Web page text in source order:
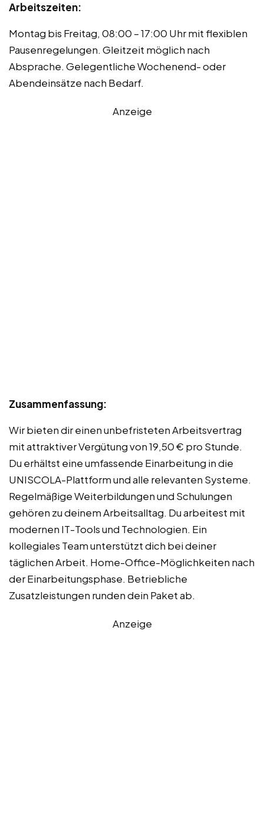
Arbeitszeiten:
Montag bis Freitag, 08:00 – 17:00 Uhr mit flexiblen
Pausenregelungen. Gleitzeit möglich nach
Absprache. Gelegentliche Wochenend- oder
Abendeinsätze nach Bedarf.
Anzeige
Zusammenfassung:
Wir bieten dir einen unbefristeten Arbeitsvertrag
mit attraktiver Vergütung von 19,50 € pro Stunde.
Du erhältst eine umfassende Einarbeitung in die
UNISCOLA-Plattform und alle relevanten Systeme.
Regelmäßige Weiterbildungen und Schulungen
gehören zu deinem Arbeitsalltag. Du arbeitest mit
modernen IT-Tools und Technologien. Ein
kollegiales Team unterstützt dich bei deiner
täglichen Arbeit. Home-Office-Möglichkeiten nach
der Einarbeitungsphase. Betriebliche
Zusatzleistungen runden dein Paket ab.
Anzeige